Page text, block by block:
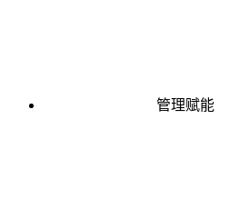
管理赋能